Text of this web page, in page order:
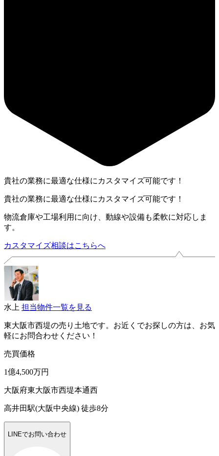
貴社の業務に最適な仕様にカスタマイズ可能です！
貴社の業務に最適な仕様にカスタマイズ可能です！
物流倉庫や工場利用に向け、動線や設備も柔軟に対応しま
す。
カスタマイズ相談はこちらへ
水上 担当物件一覧を見る
東大阪市西堤の売り土地です。お近くでお探しの方は、お気
軽にお問合わせください！
売買価格
1億4,500万円
大阪府東大阪市西堤本通西
高井田駅(大阪中央線) 徒歩8分
LINEでお問い合わせ